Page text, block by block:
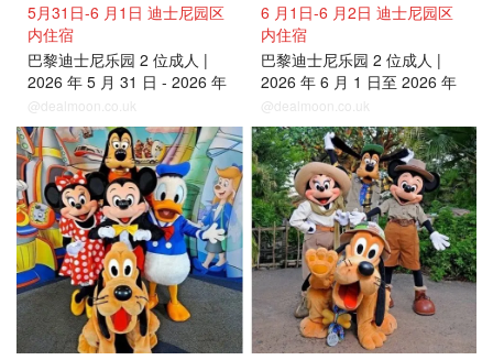
5月31日-6 月1日 迪士尼园区
内住宿
巴黎迪士尼乐园 2 位成人 |
2026 年 5 月 31 日 - 2026 年
6 月 1 日
@dealmoon.co.uk
6 月1日-6 月2日 迪士尼园区
内住宿
巴黎迪士尼乐园 2 位成人 |
2026 年 6 月 1 日至 2026 年
6 月 2 日
@dealmoon.co.uk